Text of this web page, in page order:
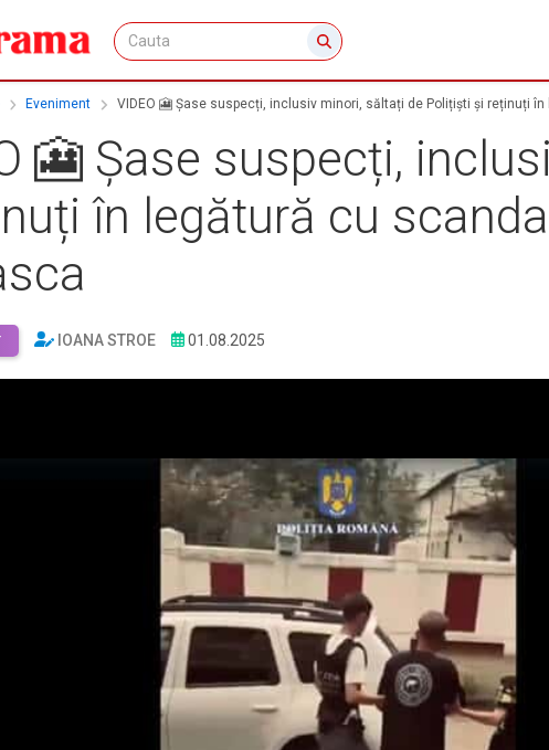
Eveniment VIDEO 🎦 Șase suspecți, inclusiv minori, săltați de Polițiști și reținuți
🎦 Șase suspecți,
în legătură cu
IOANA STROE 01.08.2025